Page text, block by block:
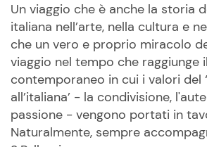
Un viaggio che è anche la storia
italiana nell’arte, nella cultura e
che un vero e proprio miracolo
viaggio nel tempo che raggiunge
contemporaneo in cui i valori del
all’italiana’ - la condivisione,
passione - vengono portati in
Naturalmente, sempre